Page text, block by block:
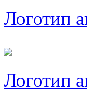
Логотип
Логотип